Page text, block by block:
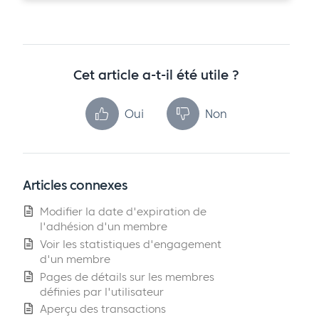
Cet article a-t-il été utile ?
Oui Non
Articles connexes
Modifier la date d'expiration de
l'adhésion d'un membre
Voir les statistiques d'engagement
d'un membre
Pages de détails sur les membres
définies par l'utilisateur
Aperçu des transactions